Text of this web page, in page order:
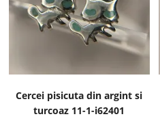
Cercei pisicuta din argint si
turcoaz 11-1-i62401